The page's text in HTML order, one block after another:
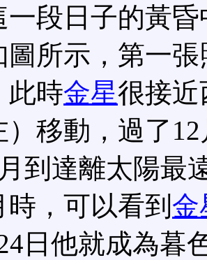
一段日子的黃
圖所示，第一
此時金星很接近
）移動，過了
到達離太陽最
時，可以看到 金
日他就成為暮